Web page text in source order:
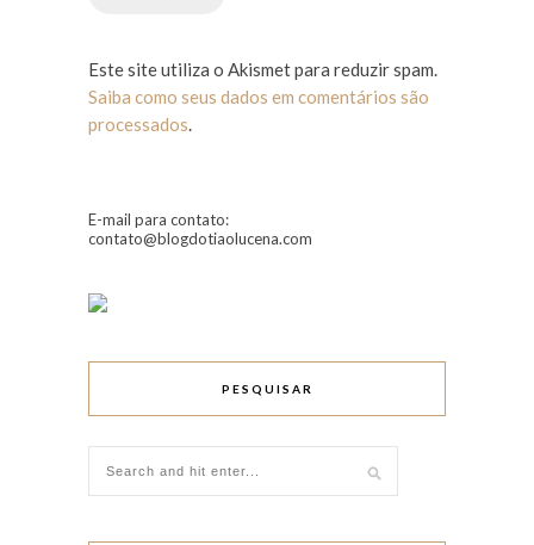
Este site utiliza o Akismet para reduzir spam.
Saiba como seus dados em comentários são
processados.
E-mail para contato:
contato@blogdotiaolucena.com
PESQUISAR